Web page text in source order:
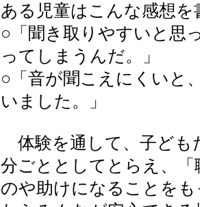
ある児童はこんな感想
○「聞き取りやすいと思
ってしまうんだ。」
○「音が聞こえにくいと
いました。」
体験を通して、子ども
分ごととしてとらえ、
のや助けになることを